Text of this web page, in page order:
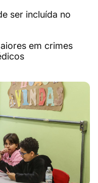
ser incluída no
em crimes